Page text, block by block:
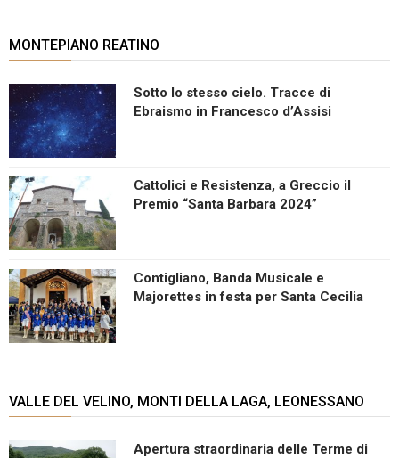
MONTEPIANO REATINO
Sotto lo stesso cielo. Tracce di
Ebraismo in Francesco d’Assisi
Cattolici e Resistenza, a Greccio il
Premio “Santa Barbara 2024”
Contigliano, Banda Musicale e
Majorettes in festa per Santa Cecilia
VALLE DEL VELINO, MONTI DELLA LAGA, LEONESSANO
Apertura straordinaria delle Terme di